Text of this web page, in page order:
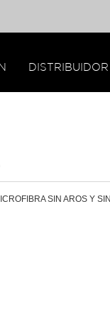
DISTRIBUIDOR
SIN AROS Y